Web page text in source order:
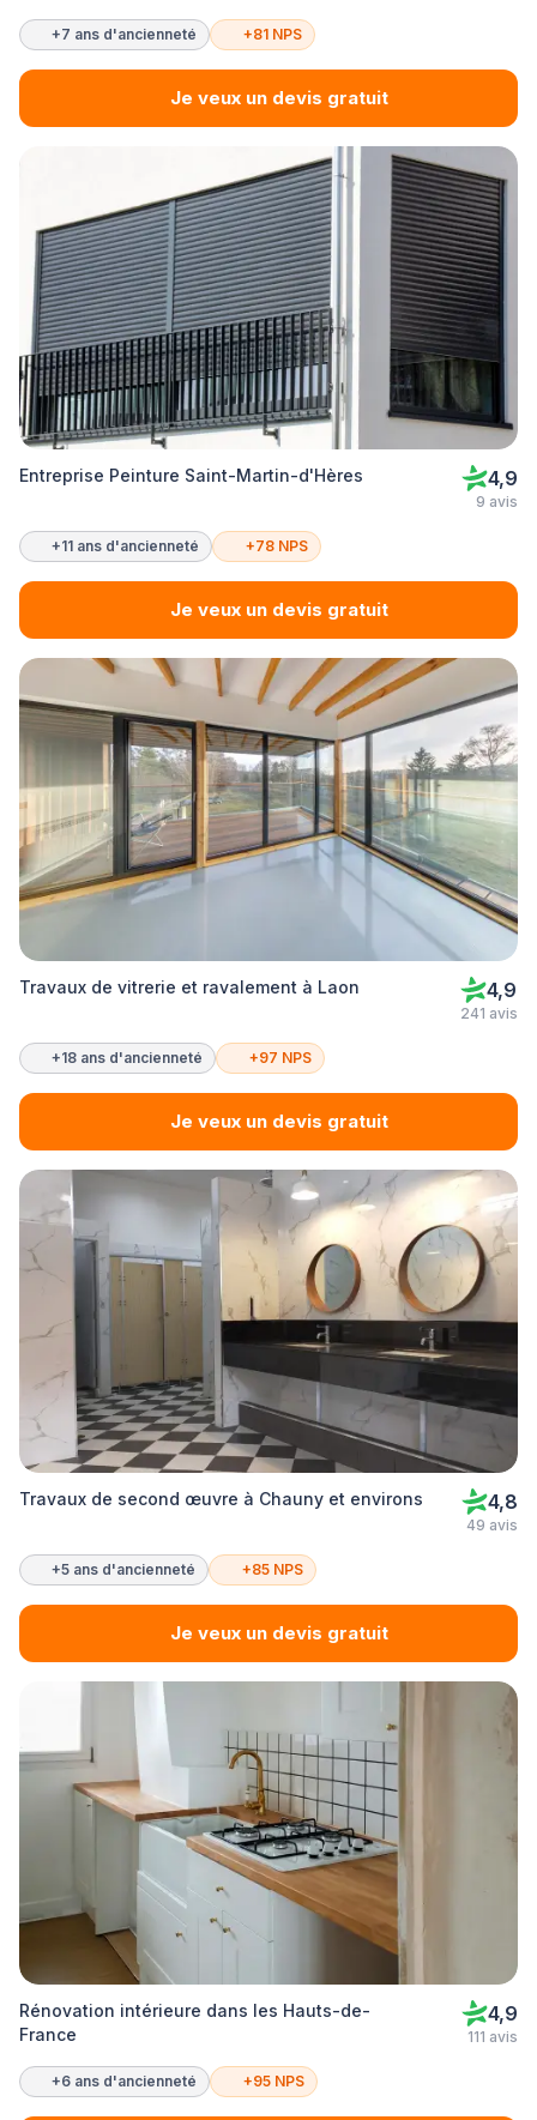
+7 ans d'ancienneté +81 NPS
Je veux un devis gratuit
Entreprise Peinture Saint-Martin-d'Hères 4,9
9 avis
+11 ans d'ancienneté +78 NPS
Je veux un devis gratuit
Travaux de vitrerie et ravalement à Laon 4,9
241 avis
+18 ans d'ancienneté +97 NPS
Je veux un devis gratuit
Travaux de second œuvre à Chauny et environs 4,8
49 avis
+5 ans d'ancienneté +85 NPS
Je veux un devis gratuit
Rénovation intérieure dans les Hauts-de-
France
4,9
111 avis
+6 ans d'ancienneté +95 NPS